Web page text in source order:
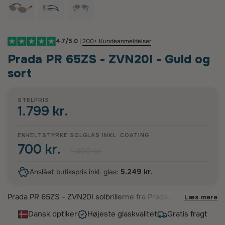
4.7/5.0 | 200+ Kundeanmeldelser
Prada PR 65ZS - ZVN20I - Guld og
sort
STELPRIS
1.799 kr.
ENKELTSTYRKE SOLGLAS INKL. COATING
700 kr.
Anslået butikspris inkl. glas: 5.249 kr.
Prada PR 65ZS - ZVN20I solbrillerne fra Prada
design. Stellet, udført i en raffineret kombination
Læs mere
Dansk optiker Højeste glaskvalitet Gratis fragt